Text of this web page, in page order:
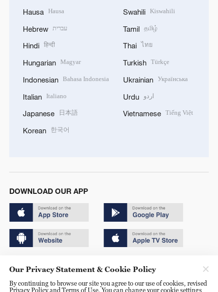
Hausa Hausa
Hebrew עברית
Hindi हिन्दी
Hungarian Magyar
Indonesian Bahasa Indonesia
Italian Italiano
Japanese 日本語
Korean 한국어
Swahili Kiswahili
Tamil தமிழ்
Thai ไทย
Turkish Türkçe
Ukrainian Українська
Urdu اردو
Vietnamese Tiếng Việt
DOWNLOAD OUR APP
京ICP备20000184号
Our Privacy Statement & Cookie Policy
By continuing to browse our site you agree to our use of cookies, revised
Privacy Policy and Terms of Use. You can change your cookie settings